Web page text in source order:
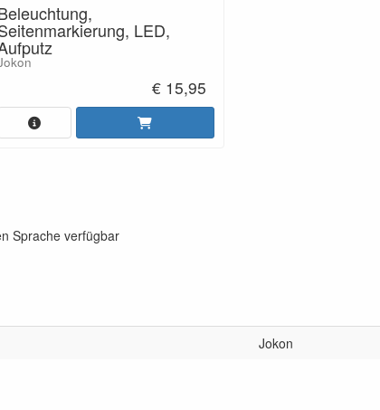
LED,
€ 15,95
Sprache verfügbar
Jokon